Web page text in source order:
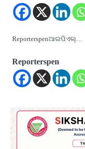
Reporterspenଆଇପିଏଲ୍…
Reporterspen